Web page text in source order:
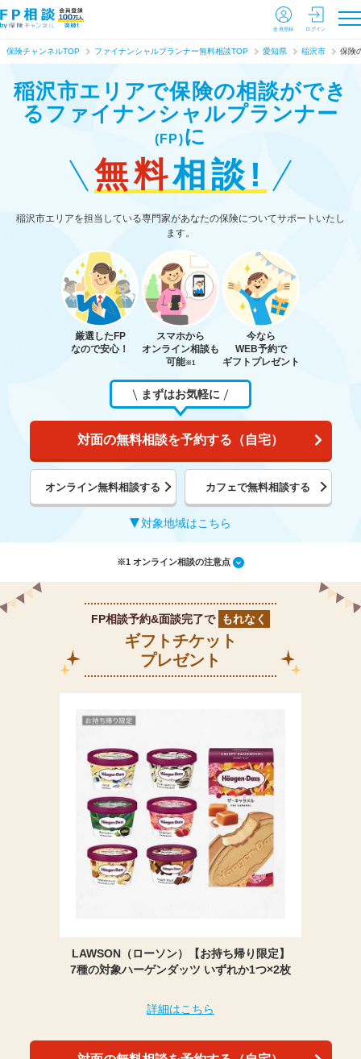
会員登録 ログイン
保険チャンネルTOP ファイナンシャルプランナー無料相談TOP 愛知県 稲沢市 保険
稲沢市エリアで保険の相談ができ
る ファイナンシャルプランナー
(FP)に
無料相談!
稲沢市エリアを担当している専門家があなたの保険についてサポートいたし
ます。
厳選したFP
なので安心！
スマホから
オンライン相談も
可能※1
今なら
WEB予約で
ギフトプレゼント
まずはお気軽に
対面の無料相談を予約する（自宅）
オンライン無料相談する カフェで無料相談する
対象地域はこちら
※1 オンライン相談の注意点
FP相談予約&面談完了で もれなく
ギフトチケット
プレゼント
LAWSON（ローソン）【お持ち帰り限定】
7種の対象ハーゲンダッツ いずれか1つ×2枚
詳細はこちら